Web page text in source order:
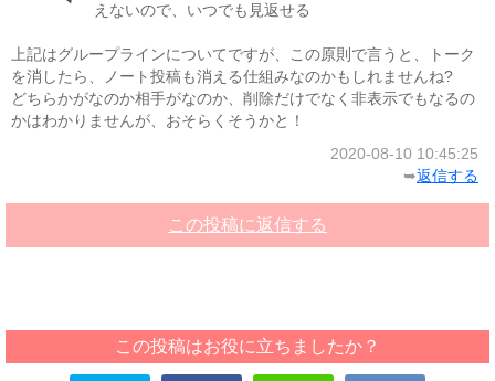
えないので、いつでも見返せる
上記はグループラインについてですが、この原則で言うと、トーク
を消したら、ノート投稿も消える仕組みなのかもしれませんね?
どちらかがなのか相手がなのか、削除だけでなく非表示でもなるの
かはわかりませんが、おそらくそうかと！
2020-08-10 10:45:25
➥返信する
この投稿に返信する
この投稿はお役に立ちましたか？